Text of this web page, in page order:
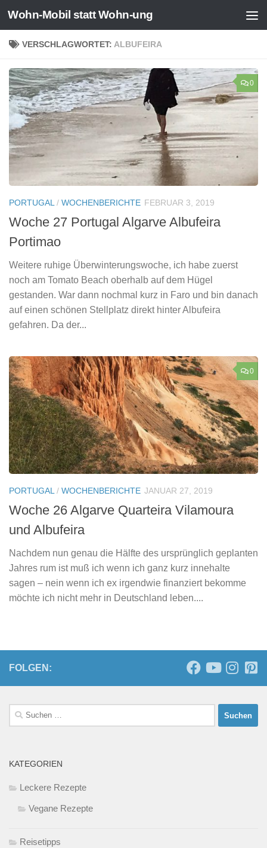
Zum Inhalt springen
Wohn-Mobil statt Wohn-ung
VERSCHLAGWORTET: ALBUFEIRA
0
PORTUGAL / WOCHENBERICHTE FEBRUAR 3, 2019
Woche 27 Portugal Algarve Albufeira
Portimao
Weitere ruhige Überwinterungswoche, ich habe zuerst
noch am Tomato Beach oberhalb auf dem Hügel
gestanden. War dann nochmal kurz in Faro und bin danach
auf einen schönen Stellplatz direkt hinter Albufeira
gefahren. Da der...
0
PORTUGAL / WOCHENBERICHTE JANUAR 27, 2019
Woche 26 Algarve Quarteira Vilamoura
und Albufeira
Nachdem nun genau die Hälfte des ursprünglich geplanten
Jahres rum ist muß ich wenn ich ganz kurz innehalte
sagen – nein wenn ich ex irgendwie finanziert bekomme
möchte ich nicht mehr in Deutschland leben....
FOLGEN:
Suchen
nach:
KATEGORIEN
Leckere Rezepte
Vegane Rezepte
Reisetipps